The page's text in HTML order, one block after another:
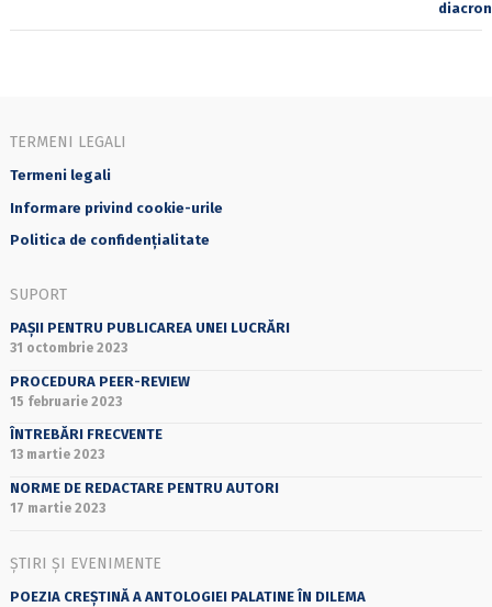
TERMENI LEGALI
Termeni legali
Informare privind cookie-urile
Politica de confidențialitate
SUPORT
PAȘII PENTRU PUBLICAREA UNEI LUCRĂRI
31 octombrie 2023
PROCEDURA PEER-REVIEW
15 februarie 2023
ÎNTREBĂRI FRECVENTE
13 martie 2023
NORME DE REDACTARE PENTRU AUTORI
17 martie 2023
ȘTIRI ȘI EVENIMENTE
POEZIA CREȘTINĂ A ANTOLOGIEI PALATINE ÎN DILEMA